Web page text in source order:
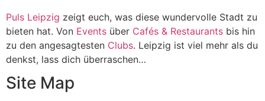
Puls Leipzig zeigt euch, was diese wundervolle Stadt zu
bieten hat. Von Events über Cafés & Restaurants bis hin
zu den angesagtesten Clubs. Leipzig ist viel mehr als du
denkst, lass dich überraschen…
Site Map